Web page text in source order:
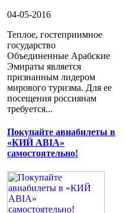
04-05-2016
Теплое, гостеприимное
государство
Объединенные Арабские
Эмираты является
признанным лидером
мирового туризма. Для ее
посещения россиянам
требуется...
Покупайте авиабилеты в
«КИЙ АВIА»
самостоятельно!